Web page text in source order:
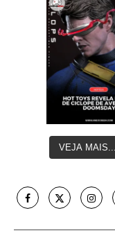
VEJA MAIS....